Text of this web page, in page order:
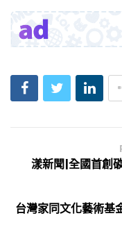
漾新聞|全國首創
台灣家同文化藝術基